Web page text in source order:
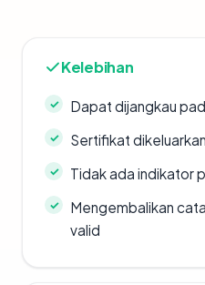
Kelebihan
Dapat dijangkau
Sertifikat
Tidak ada indikator
Mengembalikan
valid